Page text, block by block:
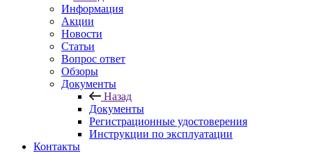
Информация
Акции
Новости
Статьи
Вопрос ответ
Обзоры
Документы
Назад
Документы
Регистрационные удостоверения
Инструкции по эксплуатации
Контакты